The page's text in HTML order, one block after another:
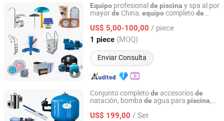
Equipo profesionalde piscina y spa al por
mayorde China, equipocompletode
US$ 5,00-100,00 / piece
1 piece (MOQ)
Enviar Consulta
Guangzhou Huidi Swimming Pool&Spa Equipment Co.,
Ltd.
Guangdong, China Desde 2022
Conjunto completode accesoriosde
natación, bomba de agua para piscina,
US$ 199,00 / Set
Guangdong Fenlin Swimming Pool & Sauna Equipment
Co., Ltd.